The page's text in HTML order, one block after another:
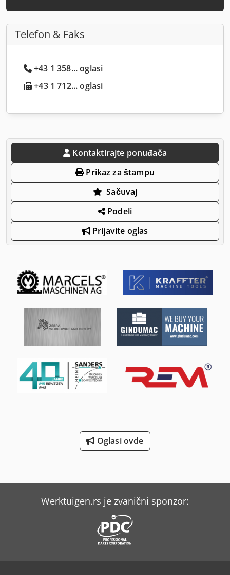
Telefon & Faks
+43 1 358... oglasi
+43 1 712... oglasi
Kontaktirajte ponuđača
Prikaz za štampu
Sačuvaj
Podeli
Prijavite oglas
Oglasi ovde
Werktuigen.rs je zvanični sponzor: